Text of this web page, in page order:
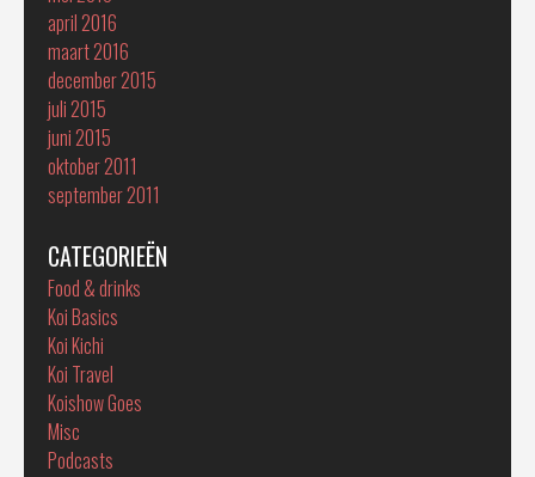
april 2016
maart 2016
december 2015
juli 2015
juni 2015
oktober 2011
september 2011
CATEGORIEËN
Food & drinks
Koi Basics
Koi Kichi
Koi Travel
Koishow Goes
Misc
Podcasts